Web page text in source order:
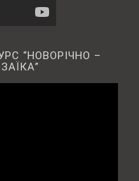
“НОВОРІЧНО –